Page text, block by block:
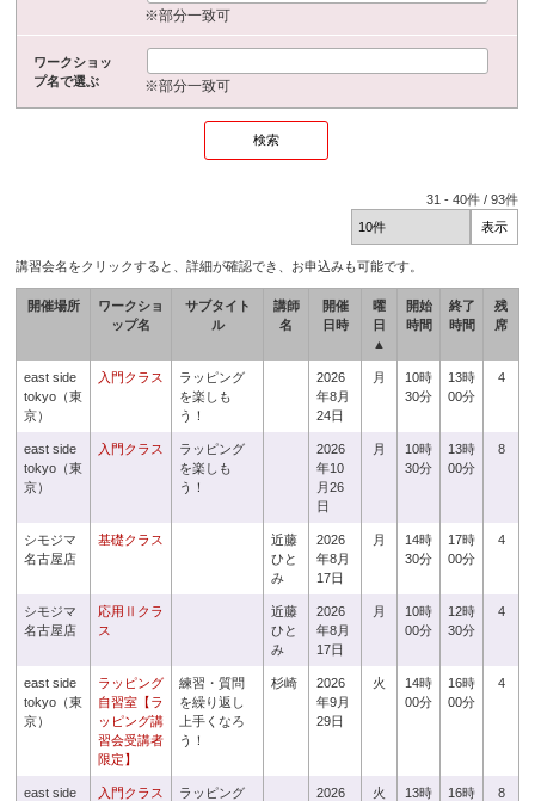
※部分一致可
ワークショッ
プ名で選ぶ
※部分一致可
31 -40件 /93件
講習会名をクリックすると、詳細が確認でき、お申込みも可能です。
開催場所
ワークショ
ップ名
サブタイト
ル
講師
名
開催
日時
曜
日
▲
開始
時間
終了
時間
残
席
east side
tokyo（東
京）
入門クラス
ラッピング
を楽しも
う！
2026
年8月
24日
月
10時
30分
13時
00分
4
east side
tokyo（東
京）
入門クラス
ラッピング
を楽しも
う！
2026
年10
月26
日
月
10時
30分
13時
00分
8
シモジマ
名古屋店
基礎クラス
近藤
ひと
み
2026
年8月
17日
月
14時
30分
17時
00分
4
シモジマ
名古屋店
応用Ⅱクラ
ス
近藤
ひと
み
2026
年8月
17日
月
10時
00分
12時
30分
4
east side
tokyo（東
京）
ラッピング
自習室【ラ
ッピング講
習会受講者
限定】
練習・質問
を繰り返し
上手くなろ
う！
杉崎
2026
年9月
29日
火
14時
00分
16時
00分
4
east side
入門クラス
ラッピング
2026
火
13時
16時
8